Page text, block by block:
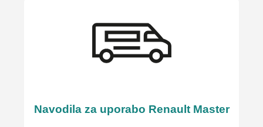
Navodila za uporabo Renault Master